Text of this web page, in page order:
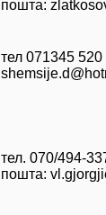
пошта:
тел 071345
тел. 070/494-
пошта: